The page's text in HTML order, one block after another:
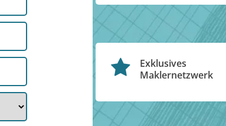
Exklusives
Maklernetzwerk